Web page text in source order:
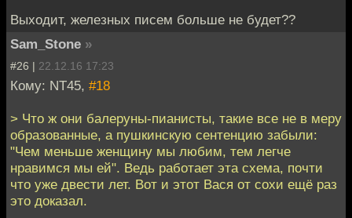
Выходит, железных писем больше не будет??
Sam_Stone »
#26 | 22.12.16 17:23
Кому: NT45, #18
> Что ж они балеруны-пианисты, такие все не в меру
образованные, а пушкинскую сентенцию забыли:
"Чем меньше женщину мы любим, тем легче
нравимся мы ей". Ведь работает эта схема, почти
что уже двести лет. Вот и этот Вася от сохи ещё раз
это доказал.